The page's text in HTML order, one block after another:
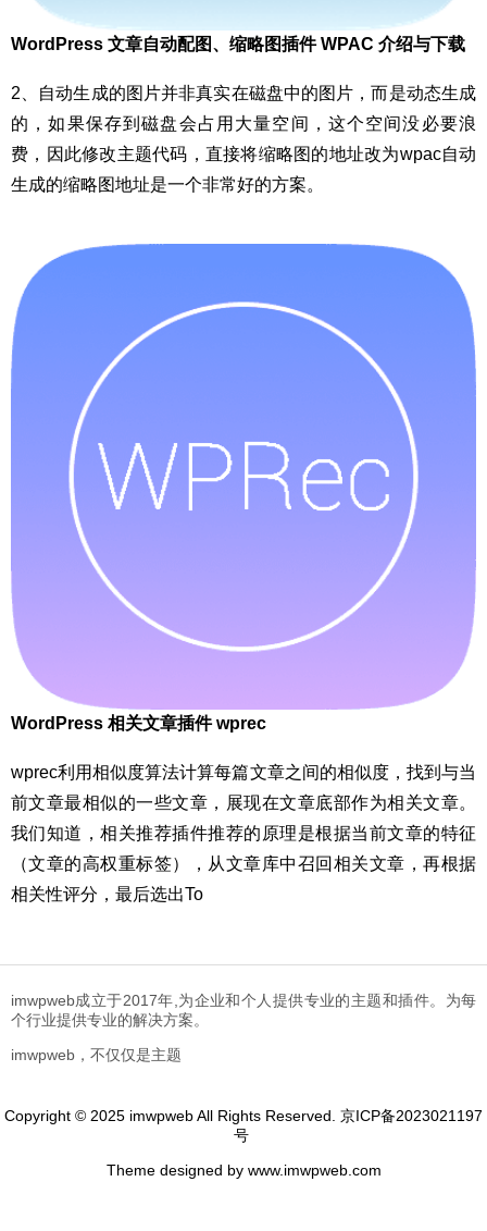
WordPress 文章自动配图、缩略图插件 WPAC 介绍与下载
2、自动生成的图片并非真实在磁盘中的图片，而是动态生成
的，如果保存到磁盘会占用大量空间，这个空间没必要浪
费，因此修改主题代码，直接将缩略图的地址改为wpac自动
生成的缩略图地址是一个非常好的方案。
WordPress 相关文章插件 wprec
wprec利用相似度算法计算每篇文章之间的相似度，找到与当
前文章最相似的一些文章，展现在文章底部作为相关文章。
我们知道，相关推荐插件推荐的原理是根据当前文章的特征
（文章的高权重标签），从文章库中召回相关文章，再根据
相关性评分，最后选出To
imwpweb成立于2017年,为企业和个人提供专业的主题和插件。为每
个行业提供专业的解决方案。
imwpweb，不仅仅是主题
Copyright © 2025 imwpweb All Rights Reserved. 京ICP备2023021197
号
Theme designed by www.imwpweb.com